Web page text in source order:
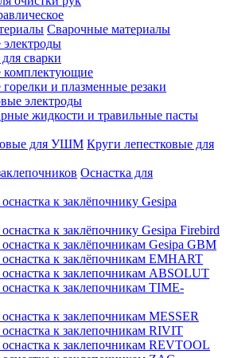
Сварочные материалы
сварки
комплектующие
и плазменные резаки
электроды
жидкости и травильные пасты
Круги лепестковые для
Оснастка для
к заклёпочнику Gesipa
к заклёпочнику Gesipa Firebird
к заклёпочникам Gesipa GBM
оснастка к заклёпочникам EMHART
оснастка к заклепочникам ABSOLUT
к заклепочникам TIME-
к заклепочникам MESSER
к заклепочникам RIVIT
оснастка к заклепочникам REVTOOL